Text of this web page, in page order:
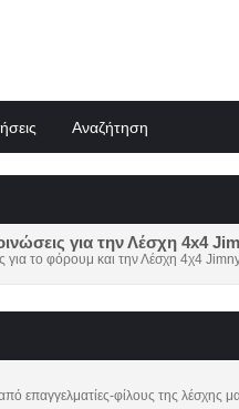
Αναζήτηση
για την Λέσχη 4x4
για το φόρουμ και την Λέσχη 4χ4
επαγγελματίες-φίλους της λέσχης